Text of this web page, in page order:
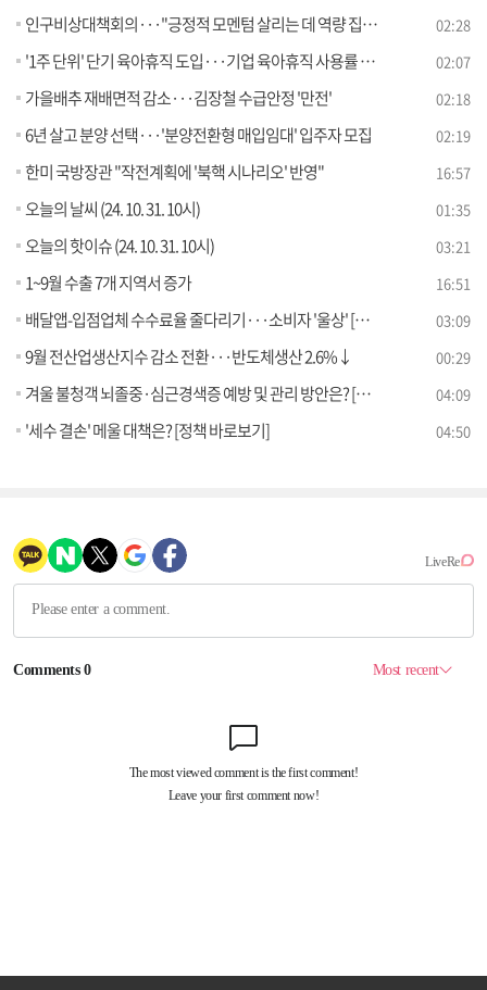
인구비상대책회의···"긍정적 모멘텀 살리는 데 역량 집중" 02:28
'1주 단위' 단기 육아휴직 도입···기업 육아휴직 사용률 공개 02:07
가을배추 재배면적 감소···김장철 수급안정 '만전' 02:18
6년 살고 분양 선택···'분양전환형 매입임대' 입주자 모집 02:19
한미 국방장관 "작전계획에 '북핵 시나리오' 반영" 16:57
오늘의 날씨 (24. 10. 31. 10시) 01:35
오늘의 핫이슈 (24. 10. 31. 10시) 03:21
1~9월 수출 7개 지역서 증가 16:51
배달앱-입점업체 수수료율 줄다리기···소비자 '울상' [현장고발] 03:09
9월 전산업생산지수 감소 전환···반도체생산 2.6%↓ 00:29
겨울 불청객 뇌졸중·심근경색증 예방 및 관리 방안은? [정책 바로보기] 04:09
'세수 결손' 메울 대책은? [정책 바로보기] 04:50